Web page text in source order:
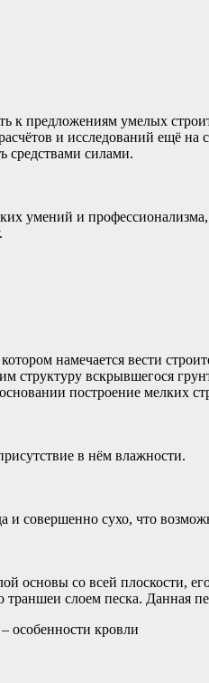
предложениям умелых
и исследований ещё
средствами силами.
умений и
намечается вести
вскрывшегося
построение мелких
в нём влажности.
совершенно сухо, что
основы со всей
слоем песка. Данная
особенности кровли